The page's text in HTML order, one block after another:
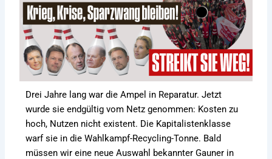
Drei Jahre lang war die Ampel in Reparatur. Jetzt
wurde sie endgültig vom Netz genommen: Kosten zu
hoch, Nutzen nicht existent. Die Kapitalistenklasse
warf sie in die Wahlkampf-Recycling-Tonne. Bald
müssen wir eine neue Auswahl bekannter Gauner in